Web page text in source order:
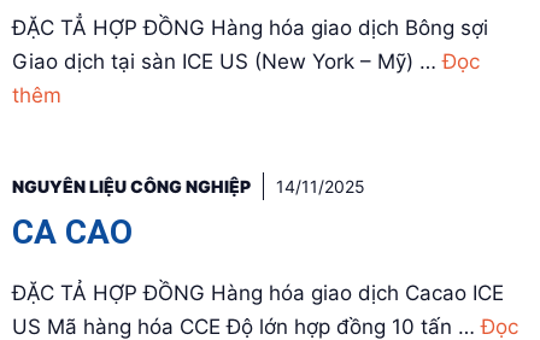
ĐẶC TẲ HỢP ĐỒNG Hàng hóa giao dịch Bông sợi
Giao dịch tại sàn ICE US (New York – Mỹ) …Đọc
thêm
NGUYÊN LIỆU CÔNG NGHIỆP 14/11/2025
CA CAO
ĐẶC TẢ HỢP ĐỒNG Hàng hóa giao dịch Cacao ICE
US Mã hàng hóa CCE Độ lớn hợp đồng 10 tấn …Đọc